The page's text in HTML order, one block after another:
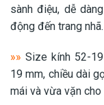
sành điệu, dễ
động đến trang nhã.
»»Size kính 52-
19 mm, chiều dài
mái và vừa vặn